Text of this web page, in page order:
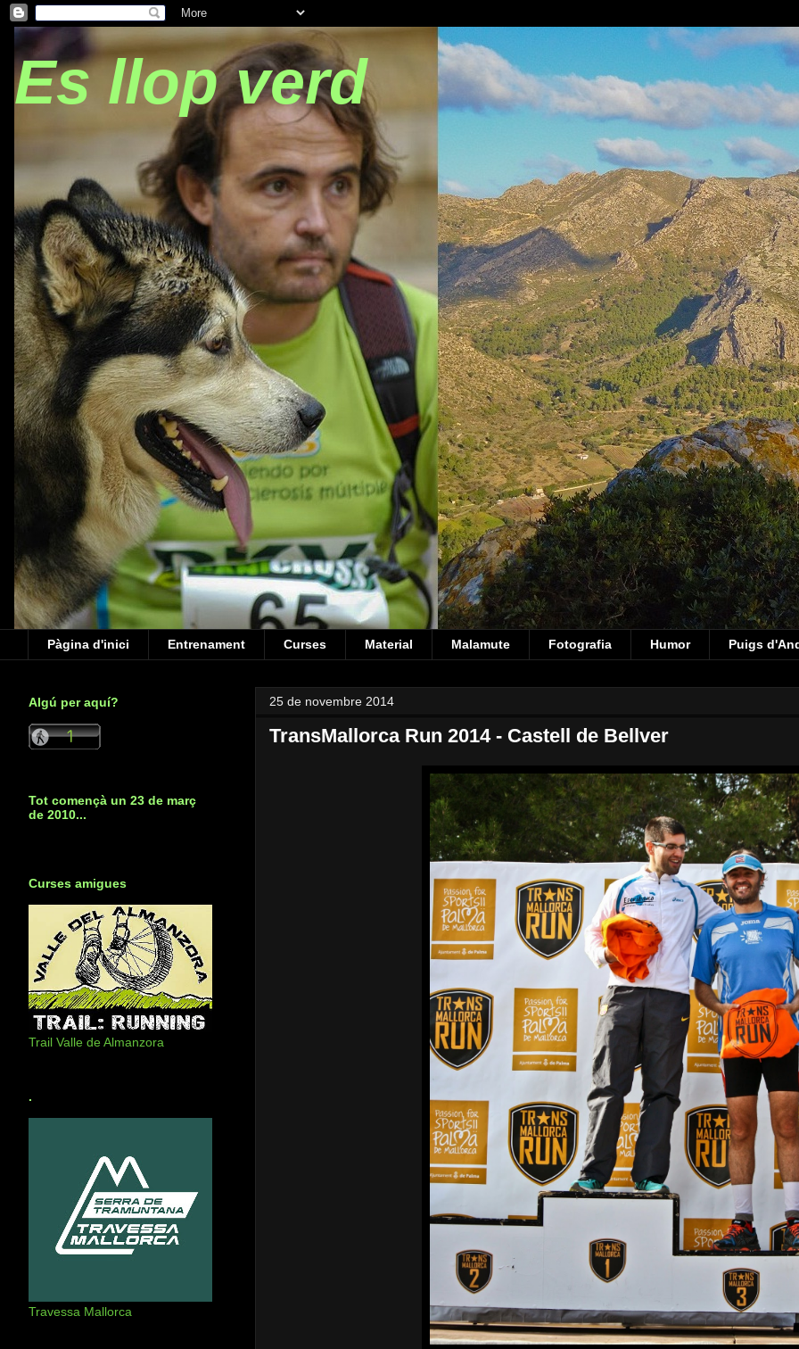
Es llop verd
Pàgina d'inici Entrenament Curses Material Malamute Fotografia Humor Puigs
25 de novembre 2014
TransMallorca Run 2014 - Castell de Bellver
Algú per aquí?
Tot començà un 23 de març
de 2010...
Curses amigues
Trail Valle de Almanzora
.
Travessa Mallorca